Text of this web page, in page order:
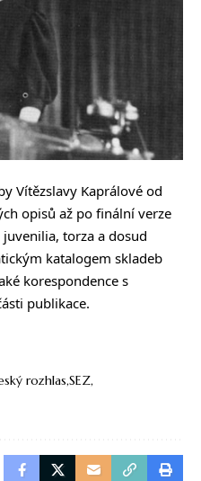
Vítězslavy Kaprálové od
opisů až po finální verze
torza a dosud
katalogem skladeb
korespondence s
publikace.
rozhlas SEZ